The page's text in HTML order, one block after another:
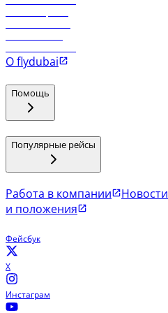
О flydubai
Помощь
Популярные рейсы
Работа в компании Новости
и положения
Фейсбук
X
Инстаграм